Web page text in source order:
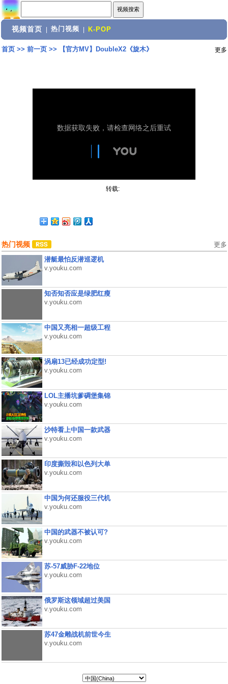
视频首页 热门视频 K-POP
首页>> 前一页>> 【官方MV】DoubleX2《旋木》 更多
转载:
热门视频 更多
潜艇最怕反潜巡逻机
v.youku.com
知否知否应是绿肥红瘦
v.youku.com
中国又亮相一超级工程
v.youku.com
涡扇13已经成功定型!
v.youku.com
LOL主播坑爹碉堡集锦
v.youku.com
沙特看上中国一款武器
v.youku.com
印度撕毁和以色列大单
v.youku.com
中国为何还服役三代机
v.youku.com
中国的武器不被认可?
v.youku.com
苏-57威胁F-22地位
v.youku.com
俄罗斯这领域超过美国
v.youku.com
苏47金雕战机前世今生
v.youku.com